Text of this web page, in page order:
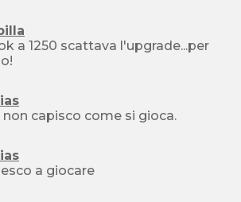
non capisco come si gioca.
a giocare